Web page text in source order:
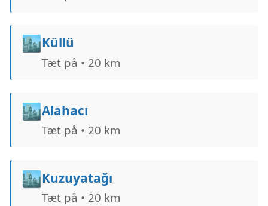
🏙️Küllü
Tæt på • 20 km
🏙️Alahacı
Tæt på • 20 km
🏙️Kuzuyatağı
Tæt på • 20 km